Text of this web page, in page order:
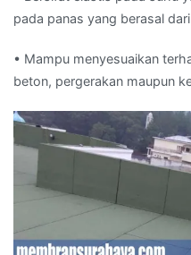
pada panas yang berasal
• Mampu menyesuaikan
beton, pergerakan maupun